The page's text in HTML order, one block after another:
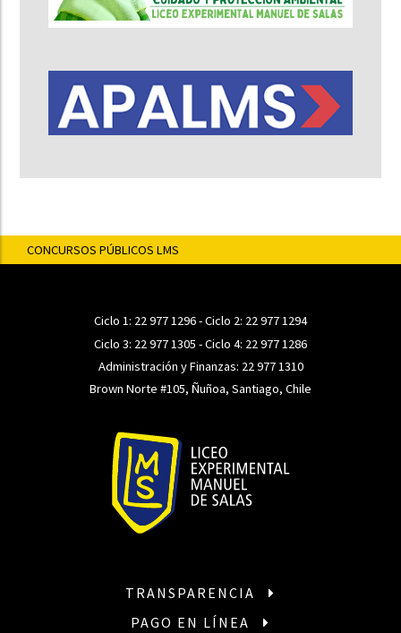
CONCURSOS PÚBLICOS LMS
Ciclo 1: 22 977 1296- Ciclo 2: 22 977 1294
Ciclo 3: 22 977 1305 - Ciclo 4: 22 977 1286
Administración y Finanzas: 22 977 1310
Brown Norte #105, Ñuñoa, Santiago, Chile
TRANSPARENCIA
PAGO EN LÍNEA